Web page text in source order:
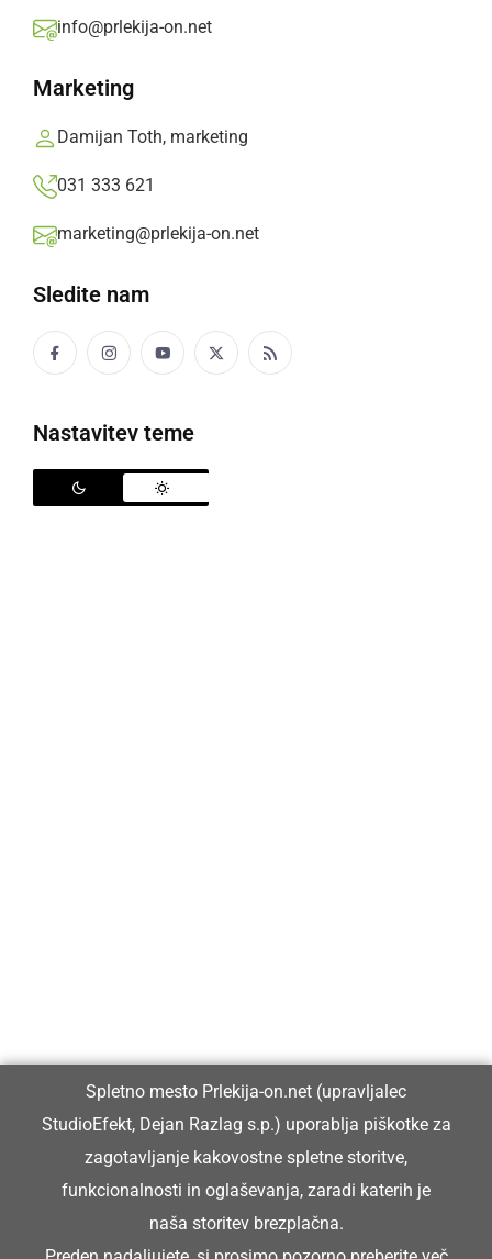
info@prlekija-on.net
Marketing
Damijan Toth, marketing
031 333 621
marketing@prlekija-on.net
Sledite nam
Nastavitev teme
Popularne rubrike novic
Družabno
Črna kronika
Šport
Politika
Gospodarstvo
Narava
Glavni in odgovorni urednik:
Dejan Razlag
info@prlekija-on.net
Spletno mesto Prlekija-on.net (upravljalec
StudioEfekt, Dejan Razlag s.p.) uporablja piškotke za
zagotavljanje kakovostne spletne storitve,
funkcionalnosti in oglaševanja, zaradi katerih je
naša storitev brezplačna.